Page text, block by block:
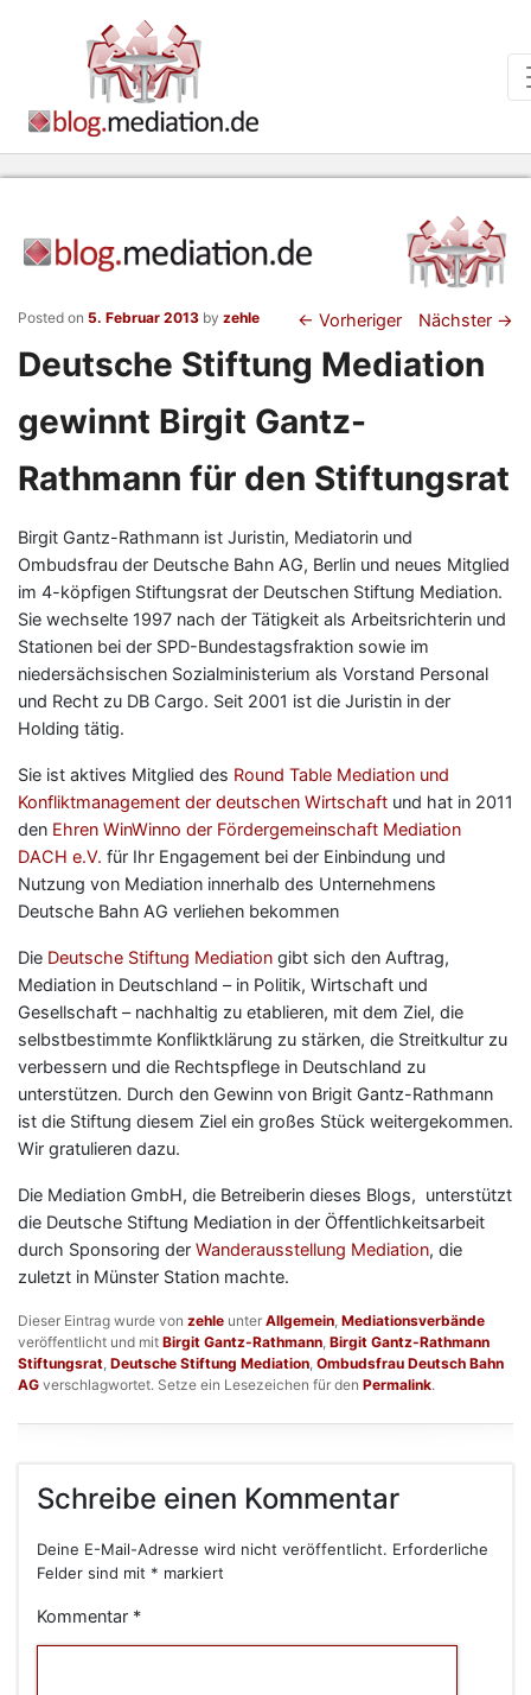
← Vorheriger Nächster →
Deutsche Stiftung Mediation
gewinnt Birgit Gantz-
Rathmann für den Stiftungsrat
Posted on 5. Februar 2013 by zehle
Birgit Gantz-Rathmann ist Juristin, Mediatorin und
Ombudsfrau der Deutsche Bahn AG, Berlin und neues Mitglied
im 4-köpfigen Stiftungsrat der Deutschen Stiftung Mediation.
Sie wechselte 1997 nach der Tätigkeit als Arbeitsrichterin und
Stationen bei der SPD-Bundestagsfraktion sowie im
niedersächsischen Sozialministerium als Vorstand Personal
und Recht zu DB Cargo. Seit 2001 ist die Juristin in der
Holding tätig.
Sie ist aktives Mitglied des Round Table Mediation und
Konfliktmanagement der deutschen Wirtschaft und hat in 2011
den Ehren WinWinno der Fördergemeinschaft Mediation
DACH e.V. für Ihr Engagement bei der Einbindung und
Nutzung von Mediation innerhalb des Unternehmens
Deutsche Bahn AG verliehen bekommen
Die Deutsche Stiftung Mediation gibt sich den Auftrag,
Mediation in Deutschland – in Politik, Wirtschaft und
Gesellschaft – nachhaltig zu etablieren, mit dem Ziel, die
selbstbestimmte Konfliktklärung zu stärken, die Streitkultur zu
verbessern und die Rechtspflege in Deutschland zu
unterstützen. Durch den Gewinn von Brigit Gantz-Rathmann
ist die Stiftung diesem Ziel ein großes Stück weitergekommen.
Wir gratulieren dazu.
Die Mediation GmbH, die Betreiberin dieses Blogs, unterstützt
die Deutsche Stiftung Mediation in der Öffentlichkeitsarbeit
durch Sponsoring der Wanderausstellung Mediation, die
zuletzt in Münster Station machte.
Dieser Eintrag wurde von zehle unter Allgemein Mediationsverbände
veröffentlicht und mit Birgit Gantz-Rathmann Birgit Gantz-Rathmann
Stiftungsrat Deutsche Stiftung Mediation Ombudsfrau Deutsch Bahn
AG verschlagwortet. Setze ein Lesezeichen für den Permalink.
Schreibe einen Kommentar
Deine E-Mail-Adresse wird nicht veröffentlicht. Erforderliche
Felder sind mit * markiert
Kommentar *